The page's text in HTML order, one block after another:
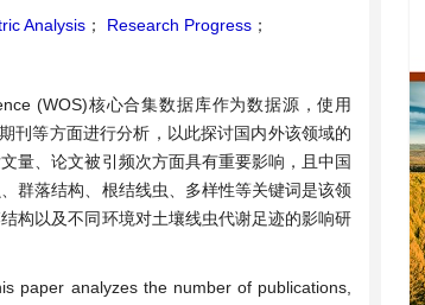
Analysis ； Research Progress ；
(WOS)核心合集数据库作为数据源，使用
刊等方面进行分析，以此探讨国内外该领域的
量、论文被引频次方面具有重要影响，且中国
群落结构、根结线虫、多样性等关键词是该领
构以及不同环境对土壤线虫代谢足迹的影响研
paper analyzes the number of publications,